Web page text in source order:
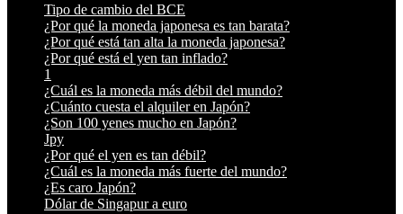
Tipo de cambio del BCE
¿Por qué la moneda japonesa es tan barata?
¿Por qué está tan alta la moneda japonesa?
¿Por qué está el yen tan inflado?
1
¿Cuál es la moneda más débil del mundo?
¿Cuánto cuesta el alquiler en Japón?
¿Son 100 yenes mucho en Japón?
Jpy
¿Por qué el yen es tan débil?
¿Cuál es la moneda más fuerte del mundo?
¿Es caro Japón?
Dólar de Singapur a euro